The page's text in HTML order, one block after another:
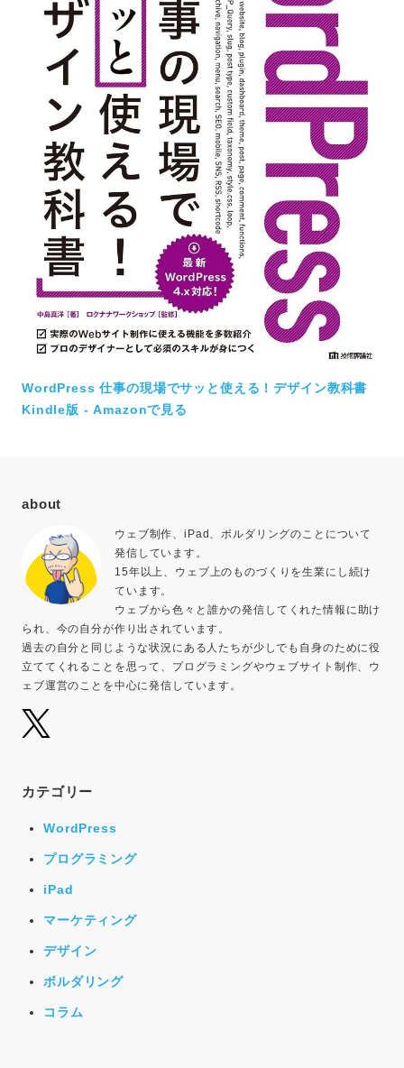
WordPress 仕事の現場でサッと使える！デザイン教科書
Kindle版 - Amazonで見る
about
ウェブ制作、iPad、ボルダリングのことについて
発信しています。
15年以上、ウェブ上のものづくりを生業にし続け
ています。
ウェブから色々と誰かの発信してくれた情報に助け
られ、今の自分が作り出されています。
過去の自分と同じような状況にある人たちが少しでも自身のために役
立ててくれることを思って、プログラミングやウェブサイト制作、ウ
ェブ運営のことを中心に発信しています。
カテゴリー
WordPress
プログラミング
iPad
マーケティング
デザイン
ボルダリング
コラム